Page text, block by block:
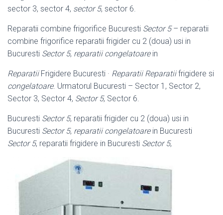
sector 3, sector 4, sector 5, sector 6.
Reparatii combine frigorifice Bucuresti Sector 5– reparatii
combine frigorifice reparatii frigider cu 2 (doua) usi in
Bucuresti Sector 5, reparatii congelatoarein
ReparatiiFrigidere Bucuresti · Reparatii Reparatiifrigidere si
congelatoare. Urmatorul Bucuresti – Sector 1, Sector 2,
Sector 3, Sector 4, Sector 5, Sector 6.
Bucuresti Sector 5, reparatii frigider cu 2 (doua) usi in
Bucuresti Sector 5, reparatii congelatoarein Bucuresti
Sector 5, reparatii frigidere in Bucuresti Sector 5,